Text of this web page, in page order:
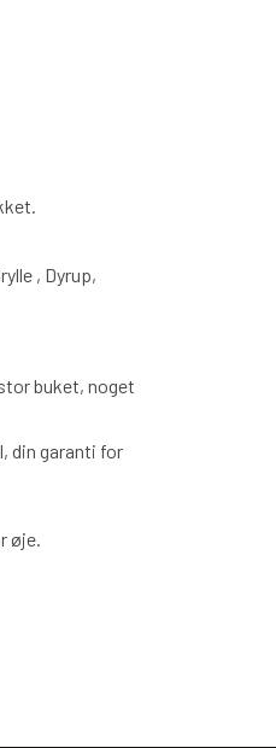
, Dyrup,
buket, noget
din garanti for
øje.